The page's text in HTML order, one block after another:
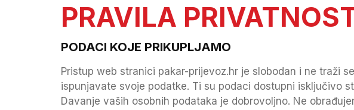
PRAVILA
PODACI KOJE PRIKUPLJAMO
Pristup web stranici pakar-prijevoz.hr je slobodan i ne traži
ispunjavate svoje podatke. Ti su podaci dostupni isključivo
Davanje vaših osobnih podataka je dobrovoljno. Ne